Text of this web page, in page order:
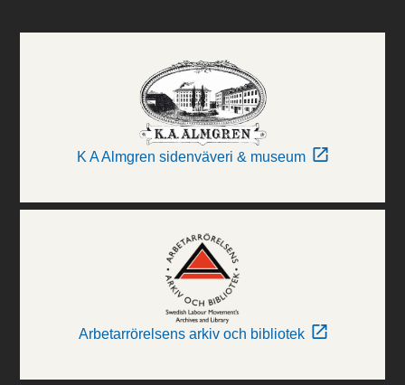
K A Almgren sidenväveri & museum
Arbetarrörelsens arkiv och bibliotek